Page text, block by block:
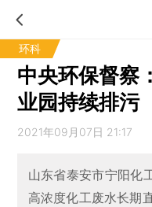
环科
中央环保督察
业园持续排污
2021年09月07日 21:17
山东省泰安市宁阳化
高浓度化工废水长期